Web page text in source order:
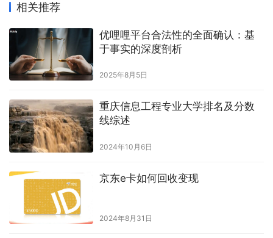
相关推荐
优哩哩平台合法性的全面确认：基
于事实的深度剖析
2025年8月5日
重庆信息工程专业大学排名及分数
线综述
2024年10月6日
京东e卡如何回收变现
2024年8月31日